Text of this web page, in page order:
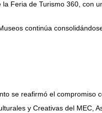
la Feria de Turismo 360, con
continúa
se reafirmó el compromiso
y Creativas del MEC,